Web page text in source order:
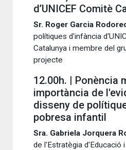
d’UNICEF Comitè
Sr. Roger Garcia
polítiques d'infància
Catalunya i membre del
projecte
12.00h. | Ponència
importància de
disseny de
pobresa infantil
Sra. Gabriela Jorquera
de l'Estratègia d'Educació